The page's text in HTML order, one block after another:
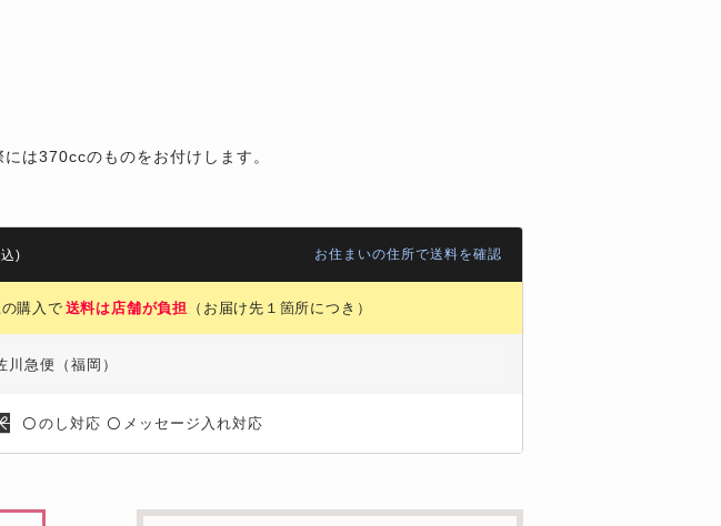
は370ccのものをお付けします。
) お住まいの住所で送料を確認
購入で 送料は店舗が負担 （お届け先１箇所につき）
川急便（福岡）
〇 のし対応 〇 メッセージ入れ対応